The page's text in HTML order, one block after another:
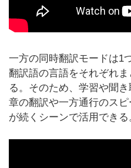
一方の同時翻訳モードは1
翻訳語の言語をそれぞれ
る。そのため、学習や聞
章の翻訳や一方通行のス
が続くシーンで活用できる